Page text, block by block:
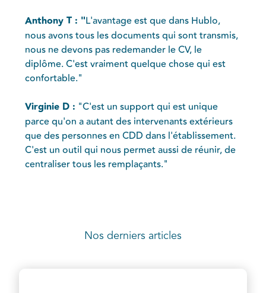
Anthony T : "L'avantage est que dans Hublo,
nous avons tous les documents qui sont transmis,
nous ne devons pas redemander le CV, le
diplôme. C'est vraiment quelque chose qui est
confortable."
Virginie D : "C'est un support qui est unique
parce qu'on a autant des intervenants extérieurs
que des personnes en CDD dans l'établissement.
C'est un outil qui nous permet aussi de réunir, de
centraliser tous les remplaçants."
Nos derniers articles